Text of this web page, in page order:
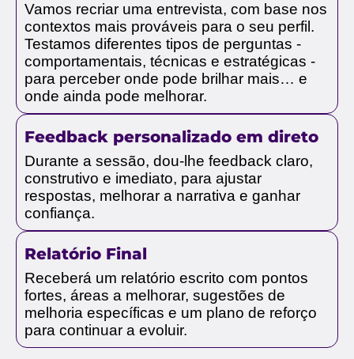
Vamos recriar uma entrevista, com base nos
contextos mais prováveis para o seu perfil.
Testamos diferentes tipos de perguntas -
comportamentais, técnicas e estratégicas -
para perceber onde pode brilhar mais… e
onde ainda pode melhorar.
Feedback personalizado em direto
Durante a sessão, dou-lhe feedback claro,
construtivo e imediato, para ajustar
respostas, melhorar a narrativa e ganhar
confiança.
Relatório Final
Receberá um relatório escrito com pontos
fortes, áreas a melhorar, sugestões de
melhoria específicas e um plano de reforço
para continuar a evoluir.